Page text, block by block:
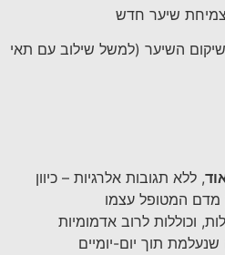
שיער חדש
השיער (למשל שילוב עם תאי
, ללא תגובות אלרגיות – כיוון
המטופל עצמו
וכוללות לרוב אדמומיות
תוך יום-יומיים